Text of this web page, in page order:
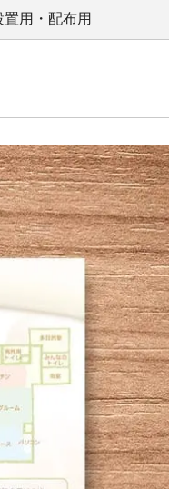
用・配布用